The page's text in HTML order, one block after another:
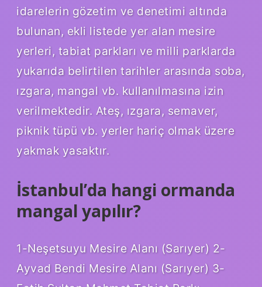
idarelerin gözetim ve denetimi altında
bulunan, ekli listede yer alan mesire
yerleri, tabiat parkları ve milli parklarda
yukarıda belirtilen tarihler arasında soba,
ızgara, mangal vb. kullanılmasına izin
verilmektedir. Ateş, ızgara, semaver,
piknik tüpü vb. yerler hariç olmak üzere
yakmak yasaktır.
İstanbul’da hangi ormanda
mangal yapılır?
1-Neşetsuyu Mesire Alanı (Sarıyer) 2-
Ayvad Bendi Mesire Alanı (Sarıyer) 3-